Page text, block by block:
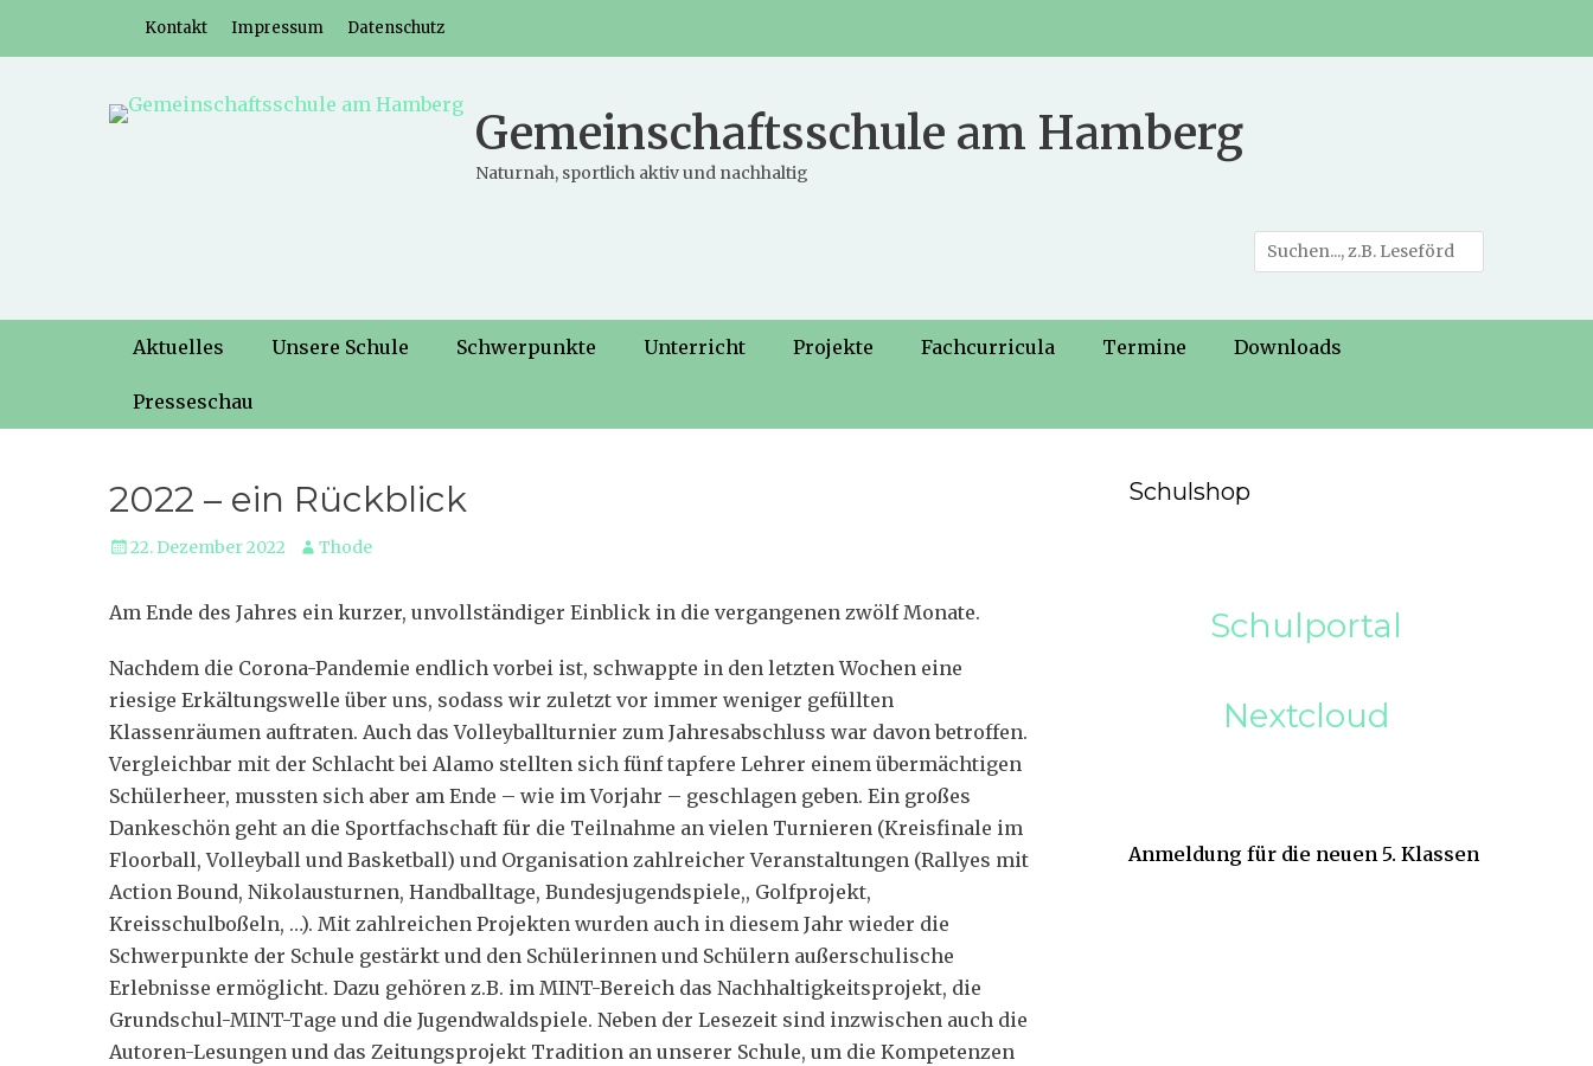
Header-Menü
Weiter
Kontakt Impressum Datenschutz
Gemeinschaftsschule am Hamberg
Naturnah, sportlich aktiv und nachhaltig
Suche
nach:
Hauptmenü
Weiter
Inhalt
Aktuelles Unsere Schule Schwerpunkte Unterricht Projekte Fachcurricula Termine Downloads
Presseschau
2022 – ein Rückblick
Veröffentlicht
22. Dezember 2022 Autor
Thode
Am Ende des Jahres ein kurzer, unvollständiger Einblick in die vergangenen zwölf Monate.
Nachdem die Corona-Pandemie endlich vorbei ist, schwappte in den letzten Wochen eine
riesige Erkältungswelle über uns, sodass wir zuletzt vor immer weniger gefüllten
Klassenräumen auftraten. Auch das Volleyballturnier zum Jahresabschluss war davon betroffen.
Vergleichbar mit der Schlacht bei Alamo stellten sich fünf tapfere Lehrer einem übermächtigen
Schülerheer, mussten sich aber am Ende – wie im Vorjahr – geschlagen geben. Ein großes
Dankeschön geht an die Sportfachschaft für die Teilnahme an vielen Turnieren (Kreisfinale im
Floorball, Volleyball und Basketball) und Organisation zahlreicher Veranstaltungen (Rallyes mit
Action Bound, Nikolausturnen, Handballtage, Bundesjugendspiele,, Golfprojekt,
Kreisschulboßeln, …). Mit zahlreichen Projekten wurden auch in diesem Jahr wieder die
Schwerpunkte der Schule gestärkt und den Schülerinnen und Schülern außerschulische
Erlebnisse ermöglicht. Dazu gehören z.B. im MINT-Bereich das Nachhaltigkeitsprojekt, die
Grundschul-MINT-Tage und die Jugendwaldspiele. Neben der Lesezeit sind inzwischen auch die
Autoren-Lesungen und das Zeitungsprojekt Tradition an unserer Schule, um die Kompetenzen
Schulshop
Schulportal
Nextcloud
Anmeldung für die neuen 5. Klassen